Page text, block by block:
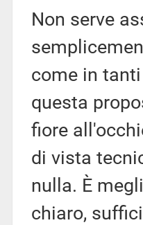
Non serve
come in
questa
fiore
di vista
nulla. È
chiaro,